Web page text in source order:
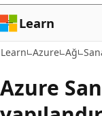
Learn
Learn Azure Ağ
Azure